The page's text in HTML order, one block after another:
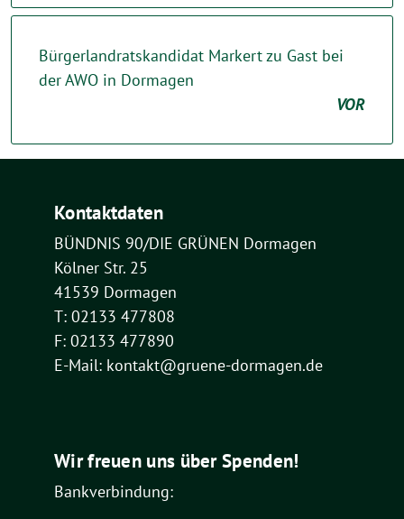
Bürgerlandratskandidat Markert zu Gast bei
der AWO in Dormagen
VOR
Kontaktdaten
BÜNDNIS 90/DIE GRÜNEN Dormagen
Kölner Str. 25
41539 Dormagen
T: 02133 477808
F: 02133 477890
E-Mail: kontakt@gruene-dormagen.de
Wir freuen uns über Spenden!
Bankverbindung: